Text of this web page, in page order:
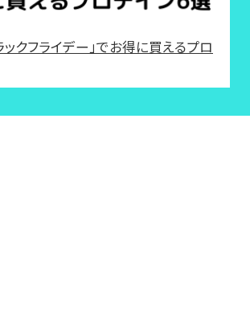
クフライデー」でお得に買えるプロ